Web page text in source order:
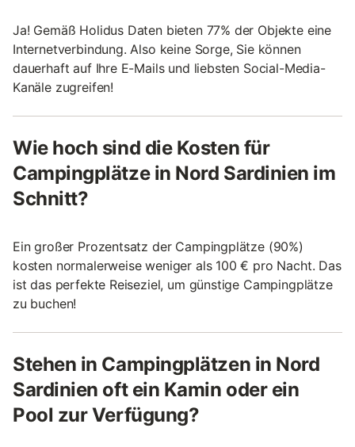
Ja! Gemäß Holidus Daten bieten 77% der Objekte eine
Internetverbindung. Also keine Sorge, Sie können
dauerhaft auf Ihre E-Mails und liebsten Social-Media-
Kanäle zugreifen!
Wie hoch sind die Kosten für
Campingplätze in Nord Sardinien im
Schnitt?
Ein großer Prozentsatz der Campingplätze (90%)
kosten normalerweise weniger als 100 € pro Nacht. Das
ist das perfekte Reiseziel, um günstige Campingplätze
zu buchen!
Stehen in Campingplätzen in Nord
Sardinien oft ein Kamin oder ein
Pool zur Verfügung?